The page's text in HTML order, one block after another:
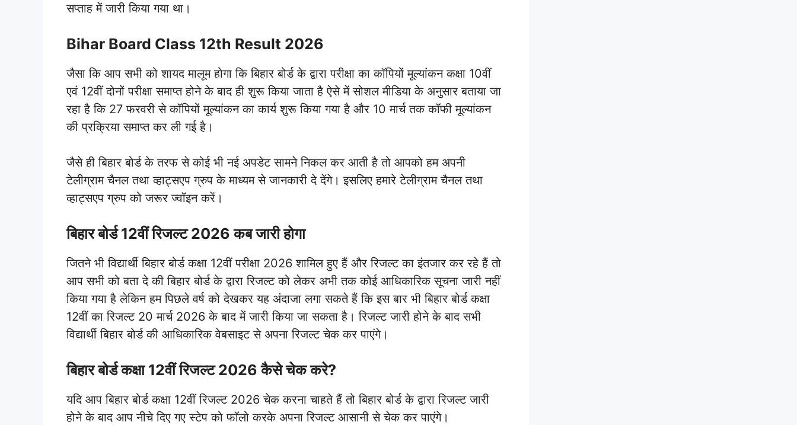
सप्ताह में जारी किया गया था।
Bihar Board Class 12th Result 2026
जैसा कि आप सभी को शायद मालूम होगा कि बिहार बोर्ड के द्वारा परीक्षा का कॉपियों मूल्यांकन कक्षा 10वीं
एवं 12वीं दोनों परीक्षा समाप्त होने के बाद ही शुरू किया जाता है ऐसे में सोशल मीडिया के अनुसार बताया जा
रहा है कि 27 फरवरी से कॉपियों मूल्यांकन का कार्य शुरू किया गया है और 10 मार्च तक कॉफी मूल्यांकन
की प्रक्रिया समाप्त कर ली गई है।
जैसे ही बिहार बोर्ड के तरफ से कोई भी नई अपडेट सामने निकल कर आती है तो आपको हम अपनी
टेलीग्राम चैनल तथा व्हाट्सएप ग्रुप के माध्यम से जानकारी दे देंगे। इसलिए हमारे टेलीग्राम चैनल तथा
व्हाट्सएप ग्रुप को जरूर ज्वॉइन करें।
बिहार बोर्ड 12वीं रिजल्ट 2026 कब जारी होगा
जितने भी विद्यार्थी बिहार बोर्ड कक्षा 12वीं परीक्षा 2026 शामिल हुए हैं और रिजल्ट का इंतजार कर रहे हैं तो
आप सभी को बता दे की बिहार बोर्ड के द्वारा रिजल्ट को लेकर अभी तक कोई आधिकारिक सूचना जारी नहीं
किया गया है लेकिन हम पिछले वर्ष को देखकर यह अंदाजा लगा सकते हैं कि इस बार भी बिहार बोर्ड कक्षा
12वीं का रिजल्ट 20 मार्च 2026 के बाद में जारी किया जा सकता है। रिजल्ट जारी होने के बाद सभी
विद्यार्थी बिहार बोर्ड की आधिकारिक वेबसाइट से अपना रिजल्ट चेक कर पाएंगे।
बिहार बोर्ड कक्षा 12वीं रिजल्ट 2026 कैसे चेक करे?
यदि आप बिहार बोर्ड कक्षा 12वीं रिजल्ट 2026 चेक करना चाहते हैं तो बिहार बोर्ड के द्वारा रिजल्ट जारी
होने के बाद आप नीचे दिए गए स्टेप को फॉलो करके अपना रिजल्ट आसानी से चेक कर पाएंगे।